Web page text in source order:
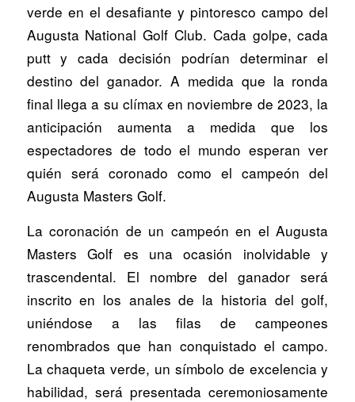
verde en el desafiante y pintoresco campo del
Augusta National Golf Club. Cada golpe, cada
putt y cada decisión podrían determinar el
destino del ganador. A medida que la ronda
final llega a su clímax en noviembre de 2023, la
anticipación aumenta a medida que los
espectadores de todo el mundo esperan ver
quién será coronado como el campeón del
Augusta Masters Golf.
La coronación de un campeón en el Augusta
Masters Golf es una ocasión inolvidable y
trascendental. El nombre del ganador será
inscrito en los anales de la historia del golf,
uniéndose a las filas de campeones
renombrados que han conquistado el campo.
La chaqueta verde, un símbolo de excelencia y
habilidad, será presentada ceremoniosamente